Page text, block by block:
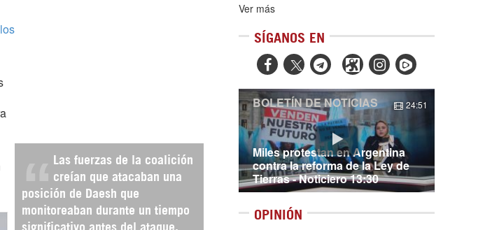
los
Las fuerzas de la coalición
creían que atacaban una
posición de Daesh que
monitoreaban durante un tiempo
significativo antes del ataque.
Ver más
SÍGANOS EN
  
Miles protestan en Argentina
contra la reforma de la Ley de
Tierras - Noticiero 13:30
BOLETÍN DE NOTICIAS 24:51
OPINIÓN